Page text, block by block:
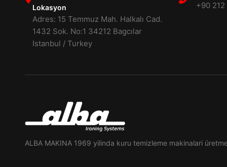
Lokasyon
Adres: 15 Temmuz Mah. Halkalı Cad.
1432 Sok. No:1 34212 Bagcılar
Istanbul / Turkey
+90
ALBA MAKINA 1969 yilinda kuru temizleme makinalari